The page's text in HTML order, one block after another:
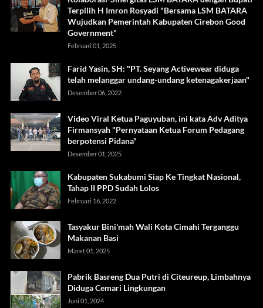
Terpilih H Imron Rosyadi "Bersama LSM BATARA
Wujudkan Pemerintah Kabupaten Cirebon Good
Government"
Februari 01, 2025
Farid Yasin, SH: "PT. Seyang Activewear diduga
telah melanggar undang-undang ketenagakerjaan"
Desember 06, 2022
Video Viral Ketua Paguyuban, ini kata Adv Aditya
Firmansyah "Pernyataan Ketua Forum Pedagang
berpotensi Pidana"
Desember 01, 2025
Kabupaten Sukabumi Siap Ke Tingkat Nasional,
Tahap II PPD Sudah Lolos
Februari 16, 2022
Tasyakur Bini'mah Wali Kota Cimahi Terganggu
Makanan Basi
Maret 01, 2025
Pabrik Basreng Dua Putri di Citeureup, Limbahnya
Diduga Cemari Lingkungan
Juni 01, 2024